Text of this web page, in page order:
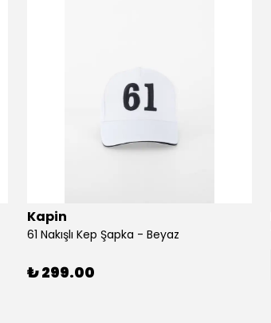
Kapin
61 Nakışlı Kep Şapka - Beyaz
₺ 299.00